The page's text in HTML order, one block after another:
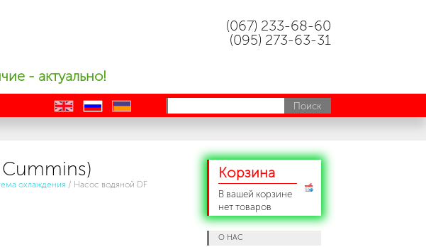
(067) 233-68-60
(095) 273-63-31
- актуально!
en ru
uk
охлаждения / Насос водяной DF
Корзина
В вашей корзине
нет товаров
О НАС